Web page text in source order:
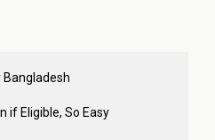
Bangladesh
if Eligible, So Easy